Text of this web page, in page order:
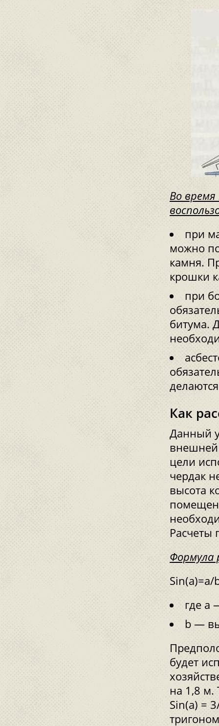
Во
при
можно
камня.
крошки
при
битума.
Как
Данный
внешней
цели
чердак
высота
Расчеты
Формула
Sin(а)=a/
где a
b —
будет
на 1,8 м.
Sin(а) =